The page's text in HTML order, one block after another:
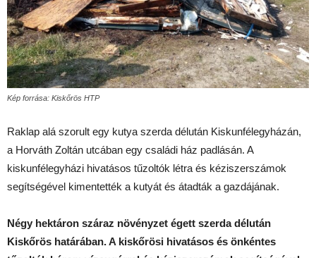
Kép forrása: Kiskőrös HTP
Raklap alá szorult egy kutya szerda délután Kiskunfélegyházán,
a Horváth Zoltán utcában egy családi ház padlásán. A
kiskunfélegyházi hivatásos tűzoltók létra és kéziszerszámok
segítségével kimentették a kutyát és átadták a gazdájának.
Négy hektáron száraz növényzet égett szerda délután
Kiskőrös határában. A kiskőrösi hivatásos és önkéntes